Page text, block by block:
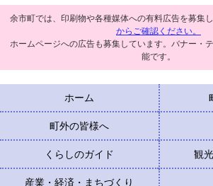
余市町では、印刷物や各種媒体への有料広告を募集し
からご確認ください。
ホームページへの広告も募集しています。バナー・
能です。
ホーム
町外の皆様へ
くらしのガイド 観
産業・経済・まちづくり